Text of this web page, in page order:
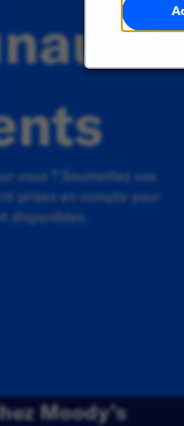
vous ? Soumettez vos
prises en compte pour
disponibles.
Moody’s